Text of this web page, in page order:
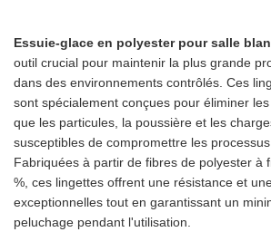
Essuie-glace en polyester pour salle
outil crucial pour maintenir la plus grande
dans des environnements contrôlés. Ces
sont spécialement conçues pour éliminer
que les particules, la poussière et les
susceptibles de compromettre les processus
Fabriquées à partir de fibres de polyester à
%, ces lingettes offrent une résistance et
exceptionnelles tout en garantissant un
peluchage pendant l'utilisation.